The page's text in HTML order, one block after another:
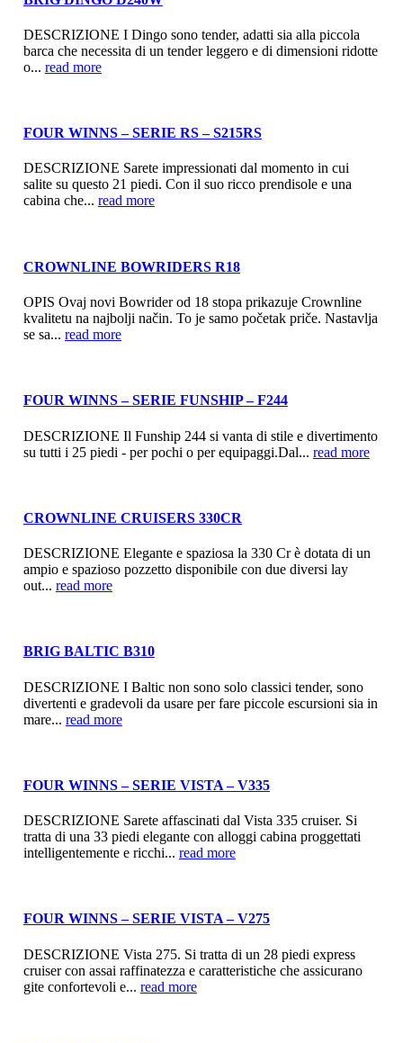
DESCRIZIONE I Dingo sono tender, adatti sia alla piccola
barca che necessita di un tender leggero e di dimensioni ridotte
o... read more
FOUR WINNS – SERIE RS – S215RS
DESCRIZIONE Sarete impressionati dal momento in cui
salite su questo 21 piedi. Con il suo ricco prendisole e una
cabina che... read more
CROWNLINE BOWRIDERS R18
OPIS Ovaj novi Bowrider od 18 stopa prikazuje Crownline
kvalitetu na najbolji način. To je samo početak priče. Nastavlja
se sa... read more
FOUR WINNS – SERIE FUNSHIP – F244
DESCRIZIONE Il Funship 244 si vanta di stile e divertimento
su tutti i 25 piedi - per pochi o per equipaggi.Dal... read more
CROWNLINE CRUISERS 330CR
DESCRIZIONE Elegante e spaziosa la 330 Cr è dotata di un
ampio e spazioso pozzetto disponibile con due diversi lay
out... read more
BRIG BALTIC B310
DESCRIZIONE I Baltic non sono solo classici tender, sono
divertenti e gradevoli da usare per fare piccole escursioni sia in
mare... read more
FOUR WINNS – SERIE VISTA – V335
DESCRIZIONE Sarete affascinati dal Vista 335 cruiser. Si
tratta di una 33 piedi elegante con alloggi cabina proggettati
intelligentemente e ricchi... read more
FOUR WINNS – SERIE VISTA – V275
DESCRIZIONE Vista 275. Si tratta di un 28 piedi express
cruiser con assai raffinatezza e caratteristiche che assicurano
gite confortevoli e... read more